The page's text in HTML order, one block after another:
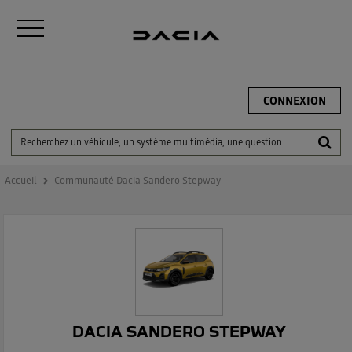
CONNEXION
Accueil Communauté Dacia Sandero Stepway
DACIA SANDERO STEPWAY